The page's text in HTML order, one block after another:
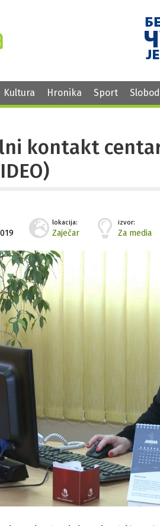
Kultura Hronika Sport
kontakt
lokacija:
Zaječar
izvor:
Za media